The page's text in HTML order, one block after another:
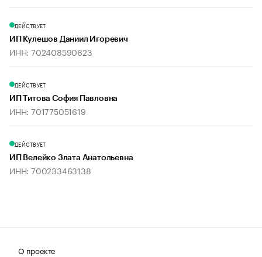
ДЕЙСТВУЕТ
ИП Кулешов Даниил Игоревич
ИНН: 702408590623
ДЕЙСТВУЕТ
ИП Титова София Павловна
ИНН: 701775051619
ДЕЙСТВУЕТ
ИП Велейко Злата Анатольевна
ИНН: 700233463138
О проекте